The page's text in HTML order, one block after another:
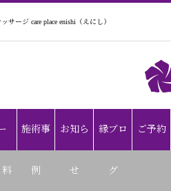
サージ care place enishi（えにし）
料
施術事
例
お知ら
せ
縁ブロ
グ
ご予約